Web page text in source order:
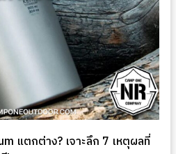
แตกต่าง? เจาะลึก 7 เหตุผลที่